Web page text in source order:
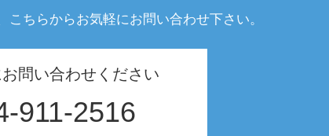
ちらからお気軽にお問い合わせ下さい。
問い合わせください
911-2516